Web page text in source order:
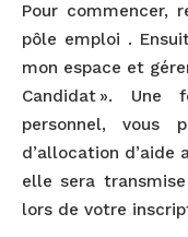
Pour commencer,
pôle emploi .
mon espace et
Candidat ».
personnel, vous
d’allocation d’aide
elle sera
lors de votre